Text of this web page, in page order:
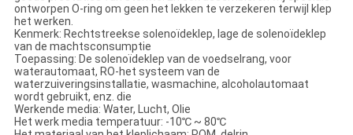
ontworpen O-ring om geen het lekken te verzekeren terwijl klep
het werken.
Kenmerk: Rechtstreekse solenoïdeklep, lage de solenoïdeklep
van de machtsconsumptie
Toepassing: De solenoïdeklep van de voedselrang, voor
waterautomaat, RO-het systeem van de
waterzuiveringsinstallatie, wasmachine, alcoholautomaat
wordt gebruikt, enz. die
Werkende media: Water, Lucht, Olie
Het werk media temperatuur: -10℃ ~ 80℃